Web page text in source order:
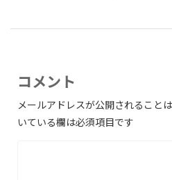
コメント
メールアドレスが公開されること
いている欄は必須項目です